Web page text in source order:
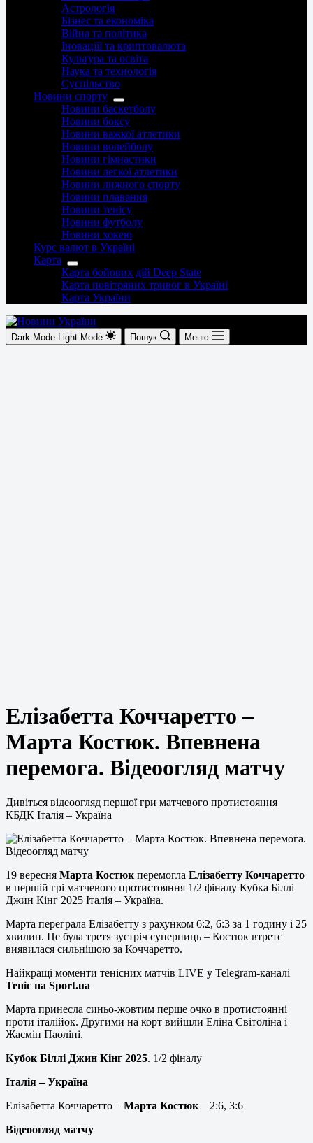
Астрологія
Бізнес та економіка
Війна та політика
Іноваціії та криптовалюта
Культура та освіта
Наука та технологія
Суспільство
Новини спорту
Новини баскетболу
Новини боксу
Новини важкої атлетики
Новини волейболу
Новини гімнастики
Новини легкої атлетики
Новини лижного спорту
Новини плавання
Новини тенісу
Новини футболу
Новини хокею
Курс валют в Україні
Карта
Карта бойових дій Deep State
Карта повітряних тривог в Україні
Карта України
Dark Mode Light Mode Пошук Меню
Елізабетта Коччаретто –
Марта Костюк. Впевнена
перемога. Відеоогляд матчу
Дивіться відеоогляд першої гри матчевого протистояння
КБДК Італія – Україна
19 вересня Марта Костюк перемогла Елізабетту Коччаретто
в першій грі матчевого протистояння 1/2 фіналу Кубка Біллі
Джин Кінг 2025 Італія – Україна.
Марта переграла Елізабетту з рахунком 6:2, 6:3 за 1 годину і 25
хвилин. Це була третя зустріч суперниць – Костюк втретє
виявилася сильнішою за Коччаретто.
Найкращі моменти тенісних матчів LIVE у Telegram-каналі
Теніс на Sport.ua
Марта принесла синьо-жовтим перше очко в протистоянні
проти італійок. Другими на корт вийшли Еліна Світоліна і
Жасмін Паоліні.
Кубок Біллі Джин Кінг 2025. 1/2 фіналу
Італія –Україна
Елізабетта Коччаретто – Марта Костюк – 2:6, 3:6
Відеоогляд матчу